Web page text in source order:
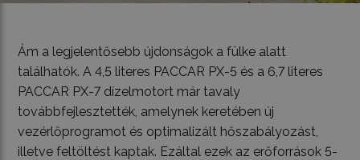
Ám a legjelentősebb újdonságok a fülke alatt
találhatók. A 4,5 literes PACCAR PX-5 és a 6,7 literes
PACCAR PX-7 dízelmotort már tavaly
továbbfejlesztették, amelynek keretében új
vezérlőprogramot és optimalizált hőszabályozást,
illetve feltöltést kaptak. Ezáltal ezek az erőforrások 5-